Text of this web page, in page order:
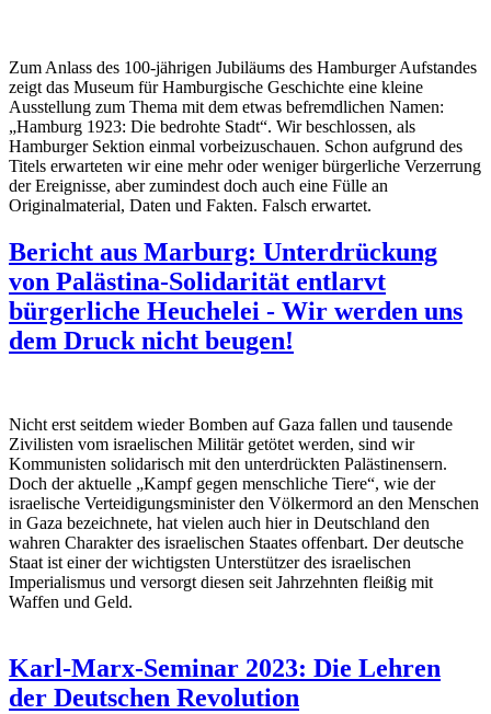
Zum Anlass des 100-jährigen Jubiläums des Hamburger Aufstandes
zeigt das Museum für Hamburgische Geschichte eine kleine
Ausstellung zum Thema mit dem etwas befremdlichen Namen:
„Hamburg 1923: Die bedrohte Stadt“. Wir beschlossen, als
Hamburger Sektion einmal vorbeizuschauen. Schon aufgrund des
Titels erwarteten wir eine mehr oder weniger bürgerliche Verzerrung
der Ereignisse, aber zumindest doch auch eine Fülle an
Originalmaterial, Daten und Fakten. Falsch erwartet.
Bericht aus Marburg: Unterdrückung
von Palästina-Solidarität entlarvt
bürgerliche Heuchelei - Wir werden uns
dem Druck nicht beugen!
Nicht erst seitdem wieder Bomben auf Gaza fallen und tausende
Zivilisten vom israelischen Militär getötet werden, sind wir
Kommunisten solidarisch mit den unterdrückten Palästinensern.
Doch der aktuelle „Kampf gegen menschliche Tiere“, wie der
israelische Verteidigungsminister den Völkermord an den Menschen
in Gaza bezeichnete, hat vielen auch hier in Deutschland den
wahren Charakter des israelischen Staates offenbart. Der deutsche
Staat ist einer der wichtigsten Unterstützer des israelischen
Imperialismus und versorgt diesen seit Jahrzehnten fleißig mit
Waffen und Geld.
Karl-Marx-Seminar 2023: Die Lehren
der Deutschen Revolution